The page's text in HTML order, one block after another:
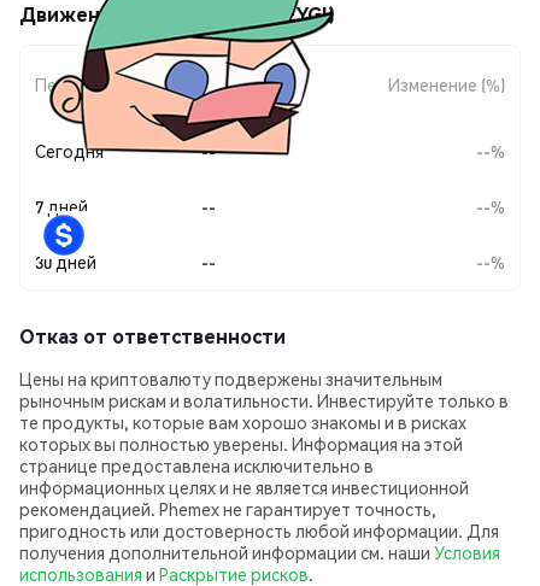
Движения цены Lueygi (LUEYGI)
Период
Изменение
суммы
Изменение (%)
Сегодня -- --%
7 дней -- --%
30 дней -- --%
Отказ от ответственности
Цены на криптовалюту подвержены значительным
рыночным рискам и волатильности. Инвестируйте только в
те продукты, которые вам хорошо знакомы и в рисках
которых вы полностью уверены. Информация на этой
странице предоставлена исключительно в
информационных целях и не является инвестиционной
рекомендацией. Phemex не гарантирует точность,
пригодность или достоверность любой информации. Для
получения дополнительной информации см. наши Условия
использования и Раскрытие рисков.